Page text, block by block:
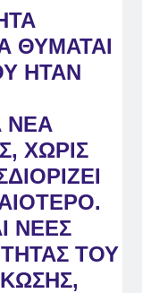
ΘΥΜΑΤΑΙ
ΗΤΑΝ
ΝΕΑ
ΧΩΡΙΣ
ΝΕΕΣ
ΤΟΥ